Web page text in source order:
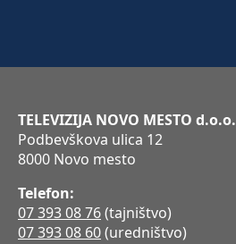
TELEVIZIJA NOVO MESTO d.o.o.
Podbevškova ulica 12
8000 Novo mesto
Telefon:
07 393 08 76(tajništvo)
07 393 08 60(uredništvo)